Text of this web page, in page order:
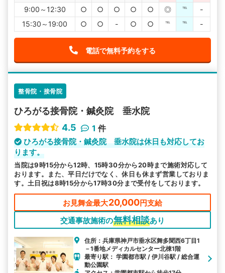
9:00～12:30
○ ○ ○ ○ ○ ◎ ℡
-
15:30～19:00
○ ○ - ○ ○ ℡ ℡ -
電話で無料予約をする
整骨院・接骨院
ひろがる接骨院・鍼灸院 垂水院
4.5
1 件
ひろがる接骨院・鍼灸院 垂水院は休日も対応してお
ります。
当院は9時15分から12時、15時30分から20時まで施術対応して
おります。また、平日だけでなく、休日も休まず営業しておりま
す。土日祝は8時15分から17時30分まで受付をしております。
お見舞金最大20,000円支給
交通事故施術の無料相談あり
住所：兵庫県神戸市垂水区舞多聞西6丁目1
－1番地メディカルセンター北棟1階
最寄り駅： 学園都市駅 / 伊川谷駅 / 総合運
動公園駅